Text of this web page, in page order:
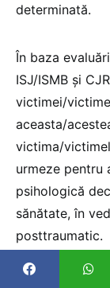
determinată.
În baza
ISJ/ISMB și
victimei/
aceasta/
victima/
urmeze pentru
psihologică
sănătate, în
posttraumatic.
Reguli